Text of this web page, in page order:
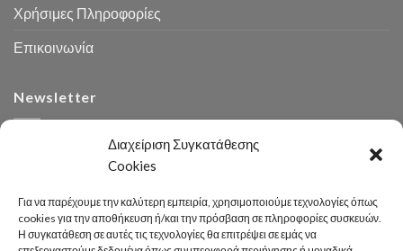
Διαχείριση Συγκατάθεσης
Cookies
Για να παρέχουμε την καλύτερη εμπειρία, χρησιμοποιούμε τεχνολογίες όπως
cookies για την αποθήκευση ή/και την πρόσβαση σε πληροφορίες συσκευών.
Η συγκατάθεση σε αυτές τις τεχνολογίες θα επιτρέψει σε εμάς να
Χρήσιμες Πληροφορίες
Επικοινωνία
Newsletter
Αναζήτηση